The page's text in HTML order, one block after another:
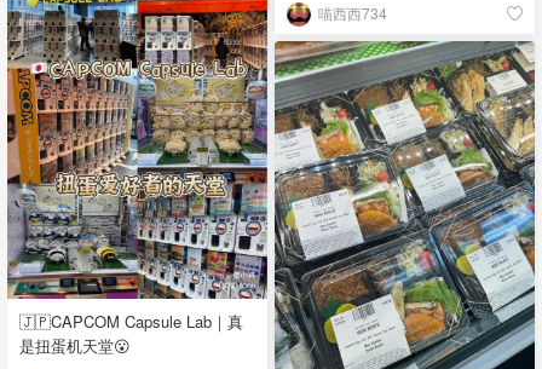
喵西西734
🇯🇵CAPCOM Capsule Lab｜真
是扭蛋机天堂😮